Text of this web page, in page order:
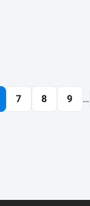
7 8 9 …